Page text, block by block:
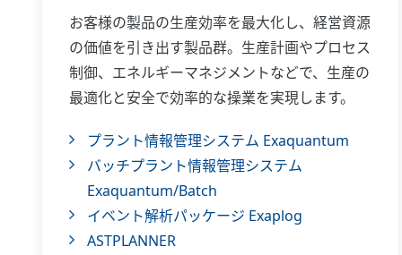
お客様の製品の生産効率を最大化し、経営資源
の価値を引き出す製品群。生産計画やプロセス
制御、エネルギーマネジメントなどで、生産の
最適化と安全で効率的な操業を実現します。
プラント情報管理システム Exaquantum
バッチプラント情報管理システム
Exaquantum/Batch
イベント解析パッケージ Exaplog
ASTPLANNER